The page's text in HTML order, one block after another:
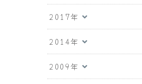
2017年
2014年
2009年